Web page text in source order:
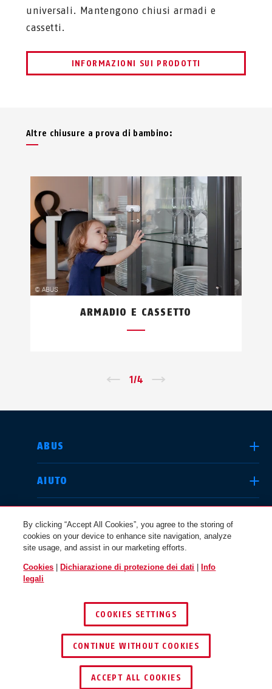
universali. Mantengono chiusi armadi e
cassetti.
INFORMAZIONI SUI PRODOTTI
Altre chiusure a prova di bambino:
ARMADIO E CASSETTO
1/4
ABUS
AIUTO
QUESTIONI LEGALI
© 2026 ABUS
SELEZIONA UN PAESE
International USA
Canada
Österreich
By clicking “Accept All Cookies”, you agree to the storing of
cookies on your device to enhance site navigation, analyze
site usage, and assist in our marketing efforts.
Cookies Dichiarazione di protezione dei dati
Info
legali
COOKIES SETTINGS
CONTINUE WITHOUT COOKIES
ACCEPT ALL COOKIES